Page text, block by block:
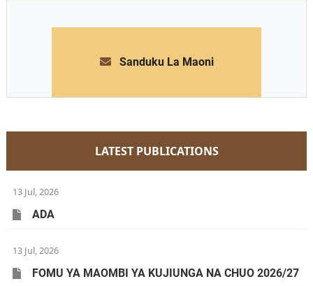
Sanduku La Maoni
LATEST PUBLICATIONS
13 Jul, 2026
ADA
13 Jul, 2026
FOMU YA MAOMBI YA KUJIUNGA NA CHUO 2026/27